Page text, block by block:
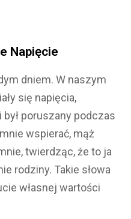
Napięcie
dniem. W naszym
się napięcia,
poruszany podczas
wspierać, mąż
twierdząc, że to ja
rodziny. Takie słowa
własnej wartości